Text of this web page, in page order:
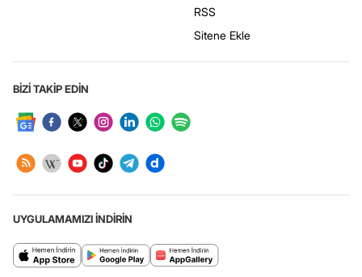
RSS
Sitene Ekle
BİZİ TAKİP EDİN
UYGULAMAMIZI İNDİRİN